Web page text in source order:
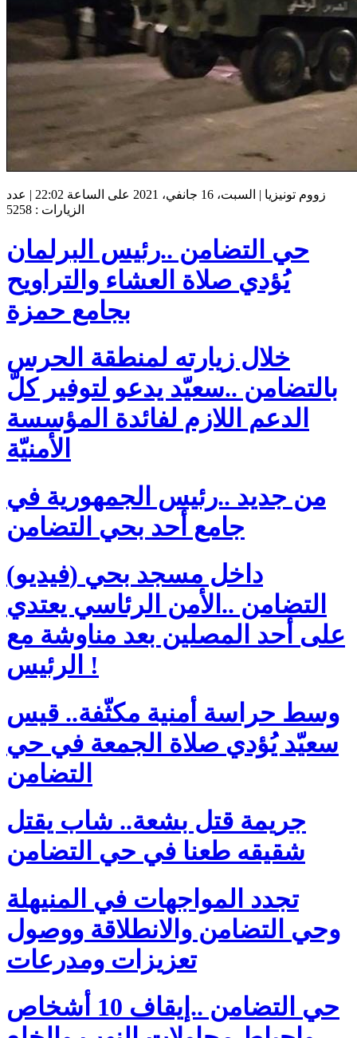
زووم تونيزيا | السبت، 16 جانفي، 2021 على الساعة 22:02 | عدد
الزيارات : 5258
حي التضامن ..رئيس البرلمان
يُؤدي صلاة العشاء والتراويح
بجامع حمزة
خلال زيارته لمنطقة الحرس
بالتضامن ..سعيّد يدعو لتوفير كلّ
الدعم اللازم لفائدة المؤسسة
الأمنيّة
من جديد ..رئيس الجمهورية في
جامع أحد بحي التضامن
(فيديو) داخل مسجد بحي
التضامن ..الأمن الرئاسي يعتدي
على أحد المصلين بعد مناوشة مع
الرئيس !
وسط حراسة أمنية مكثّفة.. قيس
سعيّد يُؤدي صلاة الجمعة في حي
التضامن
جريمة قتل بشعة.. شاب يقتل
شقيقه طعنا في حي التضامن
تجدد المواجهات في المنيهلة
وحي التضامن والانطلاقة ووصول
تعزيزات ومدرعات
حي التضامن ..إيقاف 10 أشخاص